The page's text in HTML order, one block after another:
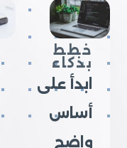
خطط
بذكاء
ابدأ على
أساس
واضح